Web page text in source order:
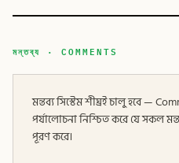
মন্তব্য · COMMENTS
মন্তব্য সিস্টেম শীঘ্রই চালু হবে —
পর্যালোচনা নিশ্চিত করে যে সকল
পূরণ করে।